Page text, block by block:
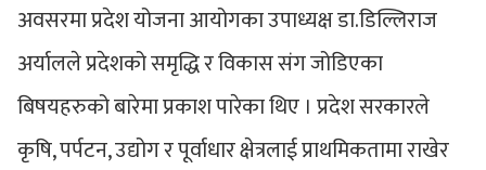
अवसरमा प्रदेश योजना आयोगका उपाध्यक्ष डा.डिल्लिराज
अर्यालले प्रदेशको समृद्धि र विकास संग जोडिएका
बिषयहरुको बारेमा प्रकाश पारेका थिए । प्रदेश सरकारले
कृषि, पर्पटन, उद्योग र पूर्वाधार क्षेत्रलाई प्राथमिकतामा राखेर